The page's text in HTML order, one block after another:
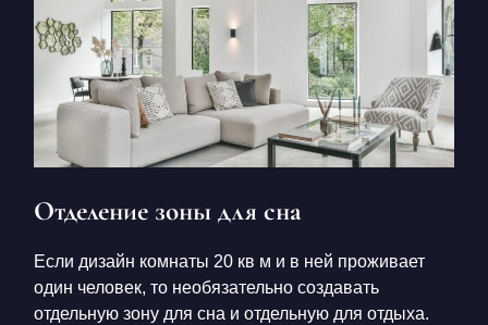
Отделение зоны для сна
Если дизайн комнаты 20 кв м и в ней проживает
один человек, то необязательно создавать
отдельную зону для сна и отдельную для отдыха.